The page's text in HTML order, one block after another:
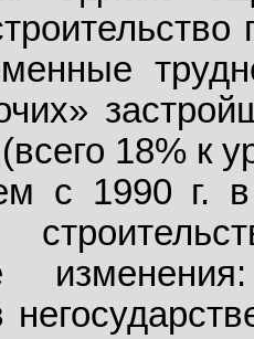
18% к
с 1990 г. в